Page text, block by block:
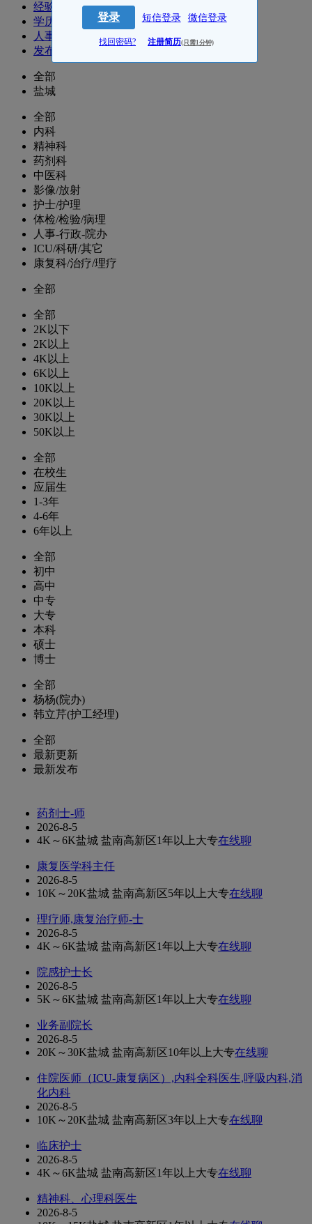
经验
学历
人事
发布时间
全部
盐城
全部
内科
精神科
药剂科
中医科
影像/放射
护士/护理
体检/检验/病理
人事-行政-院办
ICU/科研/其它
康复科/治疗/理疗
全部
全部
2K以下
2K以上
4K以上
6K以上
10K以上
20K以上
30K以上
50K以上
全部
在校生
应届生
1-3年
4-6年
6年以上
全部
初中
高中
中专
大专
本科
硕士
博士
全部
杨杨(院办)
韩立芹(护工经理)
全部
最新更新
最新发布
药剂士-师
2026-8-5
4K～6K盐城 盐南高新区1年以上大专在线聊
康复医学科主任
2026-8-5
10K～20K盐城 盐南高新区5年以上大专在线聊
理疗师,康复治疗师-士
2026-8-5
4K～6K盐城 盐南高新区1年以上大专在线聊
院感护士长
2026-8-5
5K～6K盐城 盐南高新区1年以上大专在线聊
业务副院长
2026-8-5
20K～30K盐城 盐南高新区10年以上大专在线聊
住院医师（ICU-康复病区）,内科全科医生,呼吸内科,消
化内科
2026-8-5
10K～20K盐城 盐南高新区3年以上大专在线聊
临床护士
2026-8-5
4K～6K盐城 盐南高新区1年以上大专在线聊
精神科、心理科医生
2026-8-5
登录 短信登录 微信登录
找回密码? 注册简历(只需1分钟)